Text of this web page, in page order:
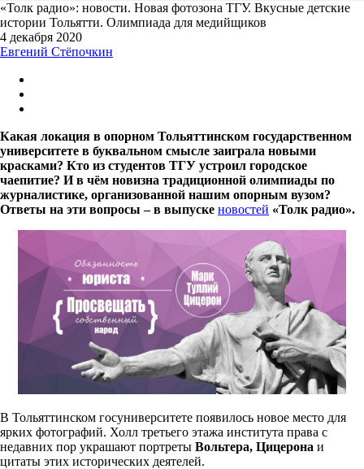
«Толк радио»: новости. Новая фотозона ТГУ. Вкусные детские
истории Тольятти. Олимпиада для медийщиков
4 декабря 2020
Евгений Стёпочкин
Какая локация в опорном Тольяттинском государственном
университете в буквальном смысле заиграла новыми
красками? Кто из студентов ТГУ устроил городское
чаепитие? И в чём новизна традиционной олимпиады по
журналистике, организованной нашим опорным вузом?
Ответы на эти вопросы – в выпуске новостей «Толк радио».
В Тольяттинском госуниверситете появилось новое место для
ярких фотографий. Холл третьего этажа института права с
недавних пор украшают портреты Вольтера, Цицерона и
цитаты этих исторических деятелей.